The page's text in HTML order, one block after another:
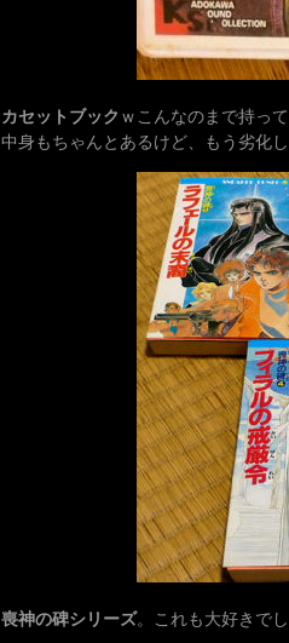
カセットブック ｗこんなのまで持っ
中身もちゃんとあるけど、もう劣化
喪神の碑シリーズ。これも大好きで